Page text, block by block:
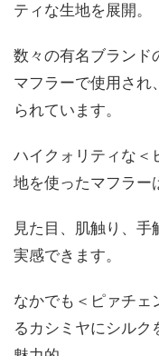
ティな生地を展開。
数々の有名ブランド
マフラーで使用され
られています。
ハイクォリティな＜
地を使ったマフラー
見た目、肌触り、
実感できます。
なかでも＜ピァチェ
るカシミヤにシルク